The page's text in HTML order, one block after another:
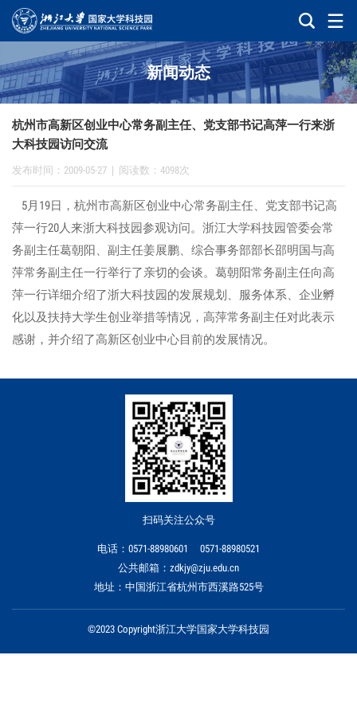
新闻动态
杭州市高新区创业中心常务副主任、党支部书记高萍一行来浙
大科技园访问交流
发布时间：2009-05-27 阅读数：4098次
5月19日，杭州市高新区创业中心常务副主任、党支部书记高
萍一行20人来浙大科技园参观访问。浙江大学科技园管委会常
务副主任葛朝阳、副主任姜展鹏、综合事务部部长邵明国与高
萍常务副主任一行举行了亲切的会谈。葛朝阳常务副主任向高
萍一行详细介绍了浙大科技园的发展规划、服务体系、企业孵
化以及扶持大学生创业举措等情况，高萍常务副主任对此表示
感谢，并介绍了高新区创业中心目前的发展情况。
扫码关注公众号
电话：0571-88980601 0571-88980521
公共邮箱：zdkjy@zju.edu.cn
地址：中国浙江省杭州市西溪路525号
©2023 Copyright浙江大学国家大学科技园